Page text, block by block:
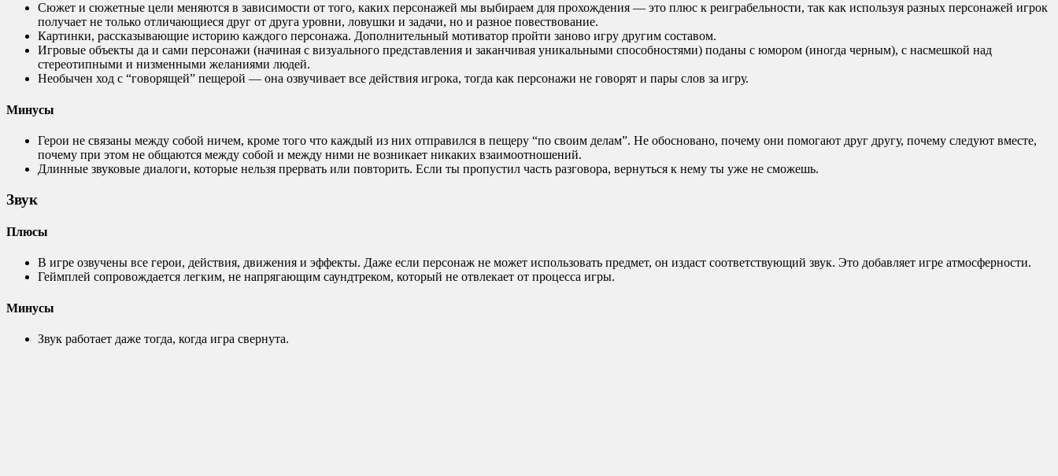
Сюжет и сюжетные цели меняются в зависимости от того, каких персонажей мы выбираем для прохождения — это плюс к реиграбельности, так как используя разных персонажей игрок
получает не только отличающиеся друг от друга уровни, ловушки и задачи, но и разное повествование.
Картинки, рассказывающие историю каждого персонажа. Дополнительный мотиватор пройти заново игру другим составом.
Игровые объекты да и сами персонажи (начиная с визуального представления и заканчивая уникальными способностями) поданы с юмором (иногда черным), с насмешкой над
стереотипными и низменными желаниями людей.
Необычен ход с “говорящей” пещерой — она озвучивает все действия игрока, тогда как персонажи не говорят и пары слов за игру.
Минусы
Герои не связаны между собой ничем, кроме того что каждый из них отправился в пещеру “по своим делам”. Не обосновано, почему они помогают друг другу, почему следуют вместе,
почему при этом не общаются между собой и между ними не возникает никаких взаимоотношений.
Длинные звуковые диалоги, которые нельзя прервать или повторить. Если ты пропустил часть разговора, вернуться к нему ты уже не сможешь.
Звук
Плюсы
В игре озвучены все герои, действия, движения и эффекты. Даже если персонаж не может использовать предмет, он издаст соответствующий звук. Это добавляет игре атмосферности.
Геймплей сопровождается легким, не напрягающим саундтреком, который не отвлекает от процесса игры.
Минусы
Звук работает даже тогда, когда игра свернута.